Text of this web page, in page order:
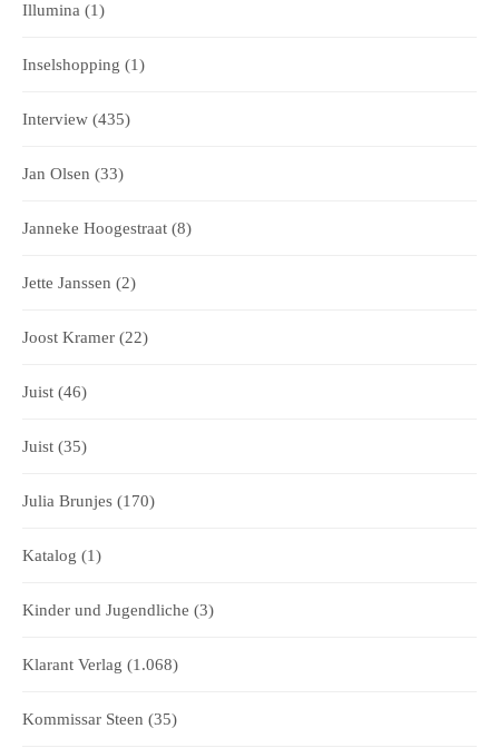
Illumina (1)
Inselshopping (1)
Interview (435)
Jan Olsen (33)
Janneke Hoogestraat (8)
Jette Janssen (2)
Joost Kramer (22)
Juist (46)
Juist (35)
Julia Brunjes (170)
Katalog (1)
Kinder und Jugendliche (3)
Klarant Verlag (1.068)
Kommissar Steen (35)